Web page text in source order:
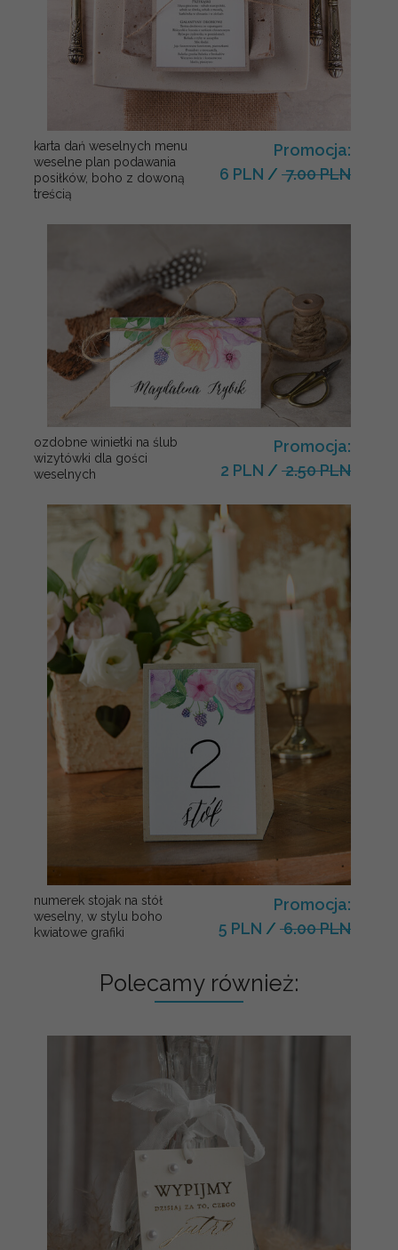
karta dań weselnych menu
weselne plan podawania
posiłków, boho z dowoną
treścią
Promocja:
6 PLN / 7.00 PLN
ozdobne winietki na ślub
wizytówki dla gości
weselnych
Promocja:
2 PLN / 2.50 PLN
numerek stojak na stół
weselny, w stylu boho
kwiatowe grafiki
Promocja:
5 PLN / 6.00 PLN
Polecamy również: